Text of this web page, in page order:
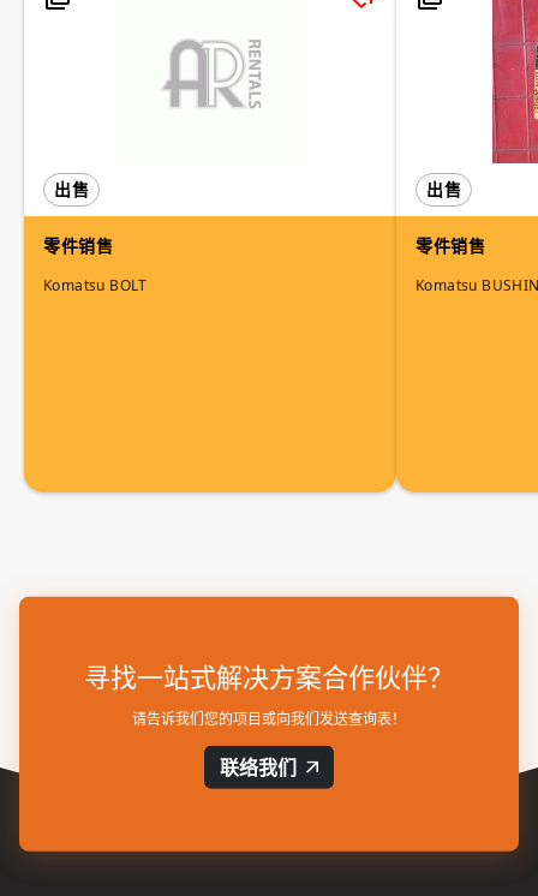
出售
零件销售
Komatsu BOLT
出售
零件销售
Komatsu
寻找一站式解决方案合作伙伴？
请告诉我们您的项目或向我们发送查询表！
联络我们